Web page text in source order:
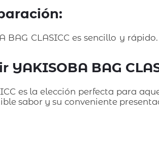
BAG CLASICC es sencillo y
YAKISOBA BAG
es la elección perfecta para
sabor y su conveniente